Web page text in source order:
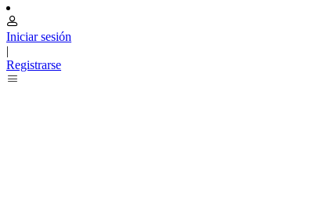
Iniciar sesión
|
Registrarse